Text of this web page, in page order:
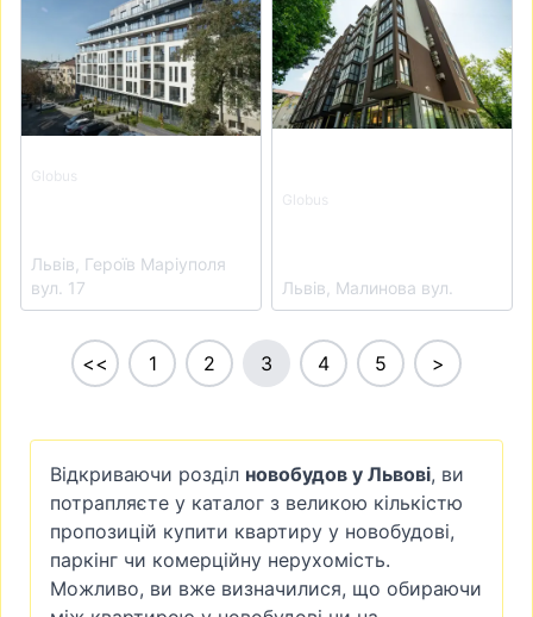
Globus
Львів, Героїв Маріуполя
вул. 17
Globus
Львів, Малинова вул.
<< 1 2 3 4 5 >
Відкриваючи розділ новобудов у Львові, ви
потрапляєте у каталог з великою кількістю
пропозицій купити квартиру у новобудові,
паркінг чи комерційну нерухомість.
Можливо, ви вже визначилися, що обираючи